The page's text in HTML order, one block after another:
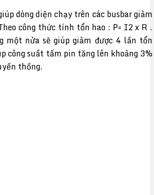
dòng diện chạy trên các busbar giảm
công thức tính tổn hao : P= I2 x R .
một nửa sẽ giúp giảm được 4 lần tổn
công suất tấm pin tăng lên khoảng 3%
thống.